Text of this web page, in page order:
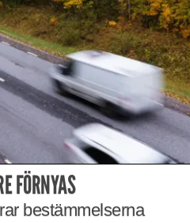
FÖRNYAS
bestämmelserna